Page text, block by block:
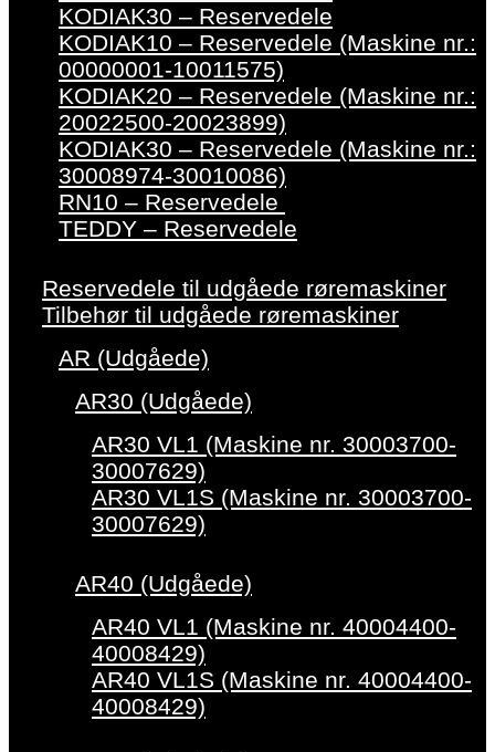
KODIAK30 – Reservedele
KODIAK10 – Reservedele (Maskine nr.:
00000001-10011575)
KODIAK20 – Reservedele (Maskine nr.:
20022500-20023899)
KODIAK30 – Reservedele (Maskine nr.:
30008974-30010086)
RN10 – Reservedele
TEDDY – Reservedele
Reservedele til udgåede røremaskiner
Tilbehør til udgåede røremaskiner
AR (Udgåede)
AR30 (Udgåede)
AR30 VL1 (Maskine nr. 30003700-
30007629)
AR30 VL1S (Maskine nr. 30003700-
30007629)
AR40 (Udgåede)
AR40 VL1 (Maskine nr. 40004400-
40008429)
AR40 VL1S (Maskine nr. 40004400-
40008429)